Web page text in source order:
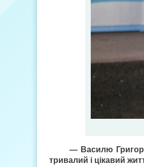
— Василю
тривалий і цікавий